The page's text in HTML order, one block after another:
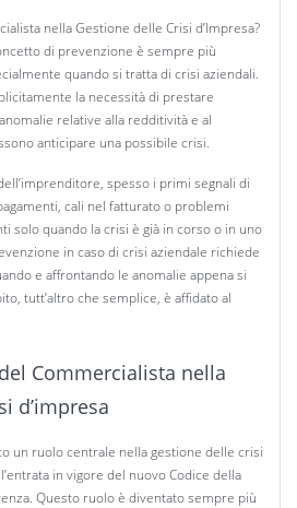
nella Gestione delle Crisi d’Impresa?
di prevenzione è sempre più
quando si tratta di crisi aziendali.
la necessità di prestare
relative alla redditività e al
anticipare una possibile crisi.
spesso i primi segnali di
cali nel fatturato o problemi
solo quando la crisi è già in corso o in uno
in caso di crisi aziendale richiede
e affrontando le anomalie appena si
tutt’altro che semplice, è affidato al
Commercialista nella
d’impresa
un ruolo centrale nella gestione delle crisi
in vigore del nuovo Codice della
Questo ruolo è diventato sempre più